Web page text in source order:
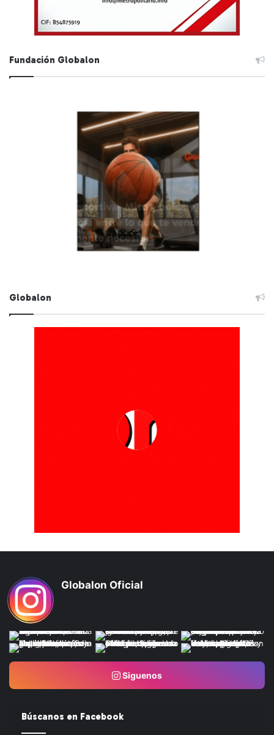
Fundación Globalon
Globalon
Globalon Oficial
Siguenos
Búscanos en Facebook